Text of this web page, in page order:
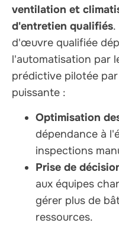
ventilation et
d'entretien qualifiés.
d'œuvre qualifiée
l'automatisation par
prédictive pilotée
puissante :
Optimisation
dépendance à
inspections
Prise de
aux équipes
gérer plus de
ressources.